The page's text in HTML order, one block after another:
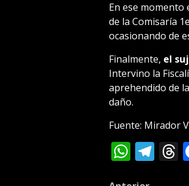
En ese
de la Comisaría
ocasionando de
Finalmente, el
Intervino la
aprehendido de
daño.
Fuente: Mirador